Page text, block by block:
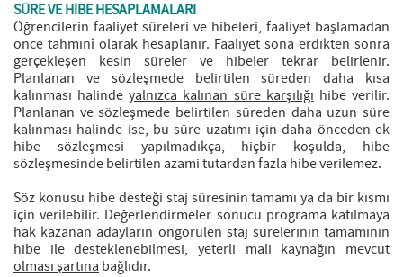
SÜRE VE HİBE HESAPLAMALARI
Öğrencilerin faaliyet süreleri ve hibeleri, faaliyet başlamadan
önce tahminî olarak hesaplanır. Faaliyet sona erdikten sonra
gerçekleşen kesin süreler ve hibeler tekrar belirlenir.
Planlanan ve sözleşmede belirtilen süreden daha kısa
kalınması halindeyalnızca kalınan süre karşılığı hibe verilir.
Planlanan ve sözleşmede belirtilen süreden daha uzun süre
kalınması halinde ise, bu süre uzatımı için daha önceden ek
hibe sözleşmesi yapılmadıkça, hiçbir koşulda, hibe
sözleşmesinde belirtilen azami tutardan fazla hibe verilemez.
Söz konusu hibe desteği staj süresinin tamamı ya da bir kısmı
için verilebilir. Değerlendirmeler sonucu programa katılmaya
hak kazanan adayların öngörülen staj sürelerinin tamamının
hibe ile desteklenebilmesi, yeterli mali kaynağın mevcut
olması şartına bağlıdır.